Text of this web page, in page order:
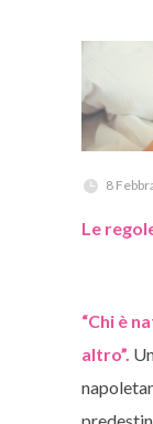
8
Le
“Chi è
altro”.